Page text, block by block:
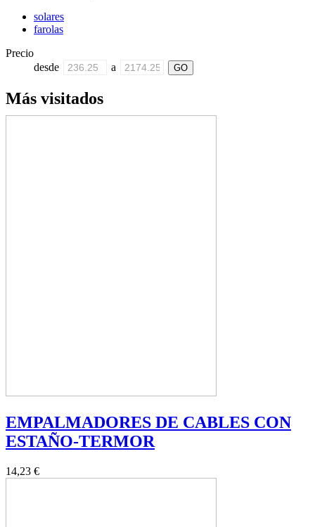
solares
farolas
Precio
desde
a
Más visitados
EMPALMADORES DE CABLES CON
ESTAÑO-TERMOR
14,23 €